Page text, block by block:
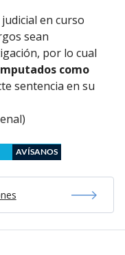
en curso
sean
por lo cual
como
sentencia en su
AVÍSANOS